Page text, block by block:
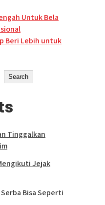
Untuk Bela
Beri Lebih untuk
Search
Tinggalkan
Jejak
Bisa Seperti